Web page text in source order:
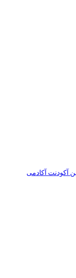
آکودنت آکادمی